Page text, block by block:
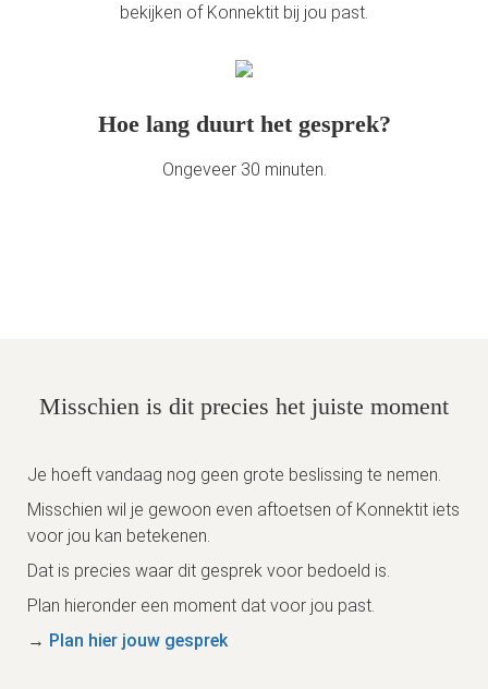
bekijken of Konnektit bij jou past.
Hoe lang duurt het gesprek?
Ongeveer 30 minuten.
Misschien is dit precies het juiste moment
Je hoeft vandaag nog geen grote beslissing te nemen.
Misschien wil je gewoon even aftoetsen of Konnektit iets
voor jou kan betekenen.
Dat is precies waar dit gesprek voor bedoeld is.
Plan hieronder een moment dat voor jou past.
→ Plan hier jouw gesprek